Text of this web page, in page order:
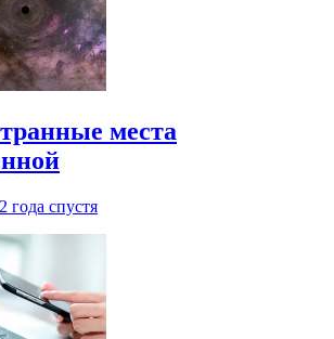
места
2 года спустя